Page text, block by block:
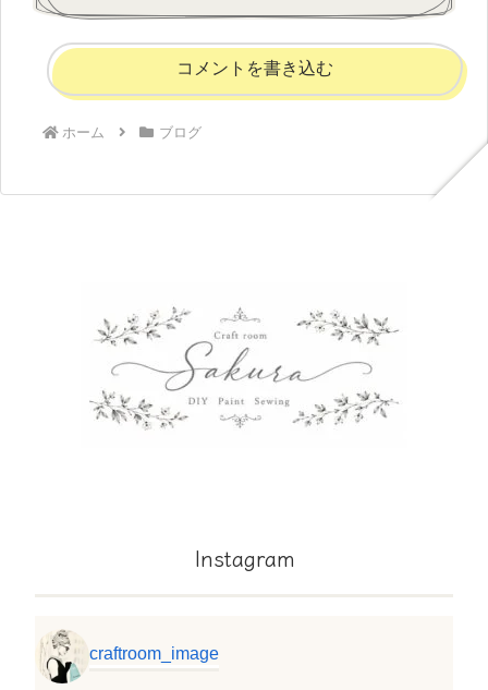
コメントを書き込む
ホーム ブログ
Instagram
craftroom_image